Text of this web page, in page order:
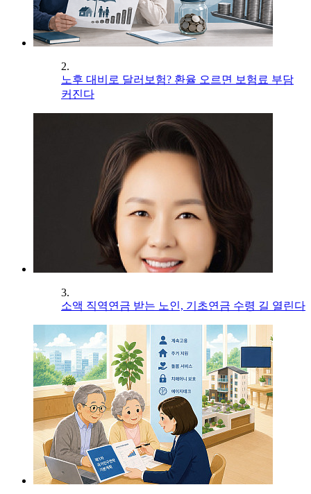
2.
노후 대비로 달러보험? 환율 오르면 보험료 부담
커진다
3.
소액 직역연금 받는 노인, 기초연금 수령 길 열린다